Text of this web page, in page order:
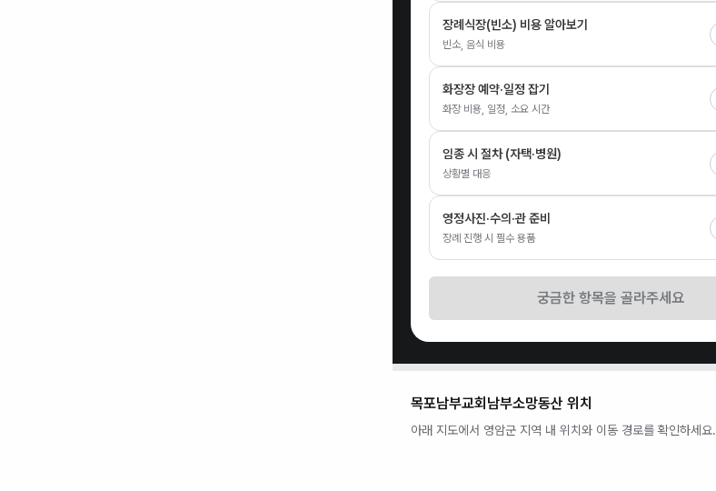
장례식장(빈소) 비용 알아보기
빈소, 음식 비용
화장장 예약·일정 잡기
화장 비용, 일정, 소요 시간
임종 시 절차 (자택·병원)
상황별 대응
영정사진·수의·관 준비
장례 진행 시 필수 용품
궁금한 항목을 골라주세요
목포남부교회남부소망동산 위치
아래 지도에서 영암군 지역 내 위치와 이동 경로를 확인하세요.